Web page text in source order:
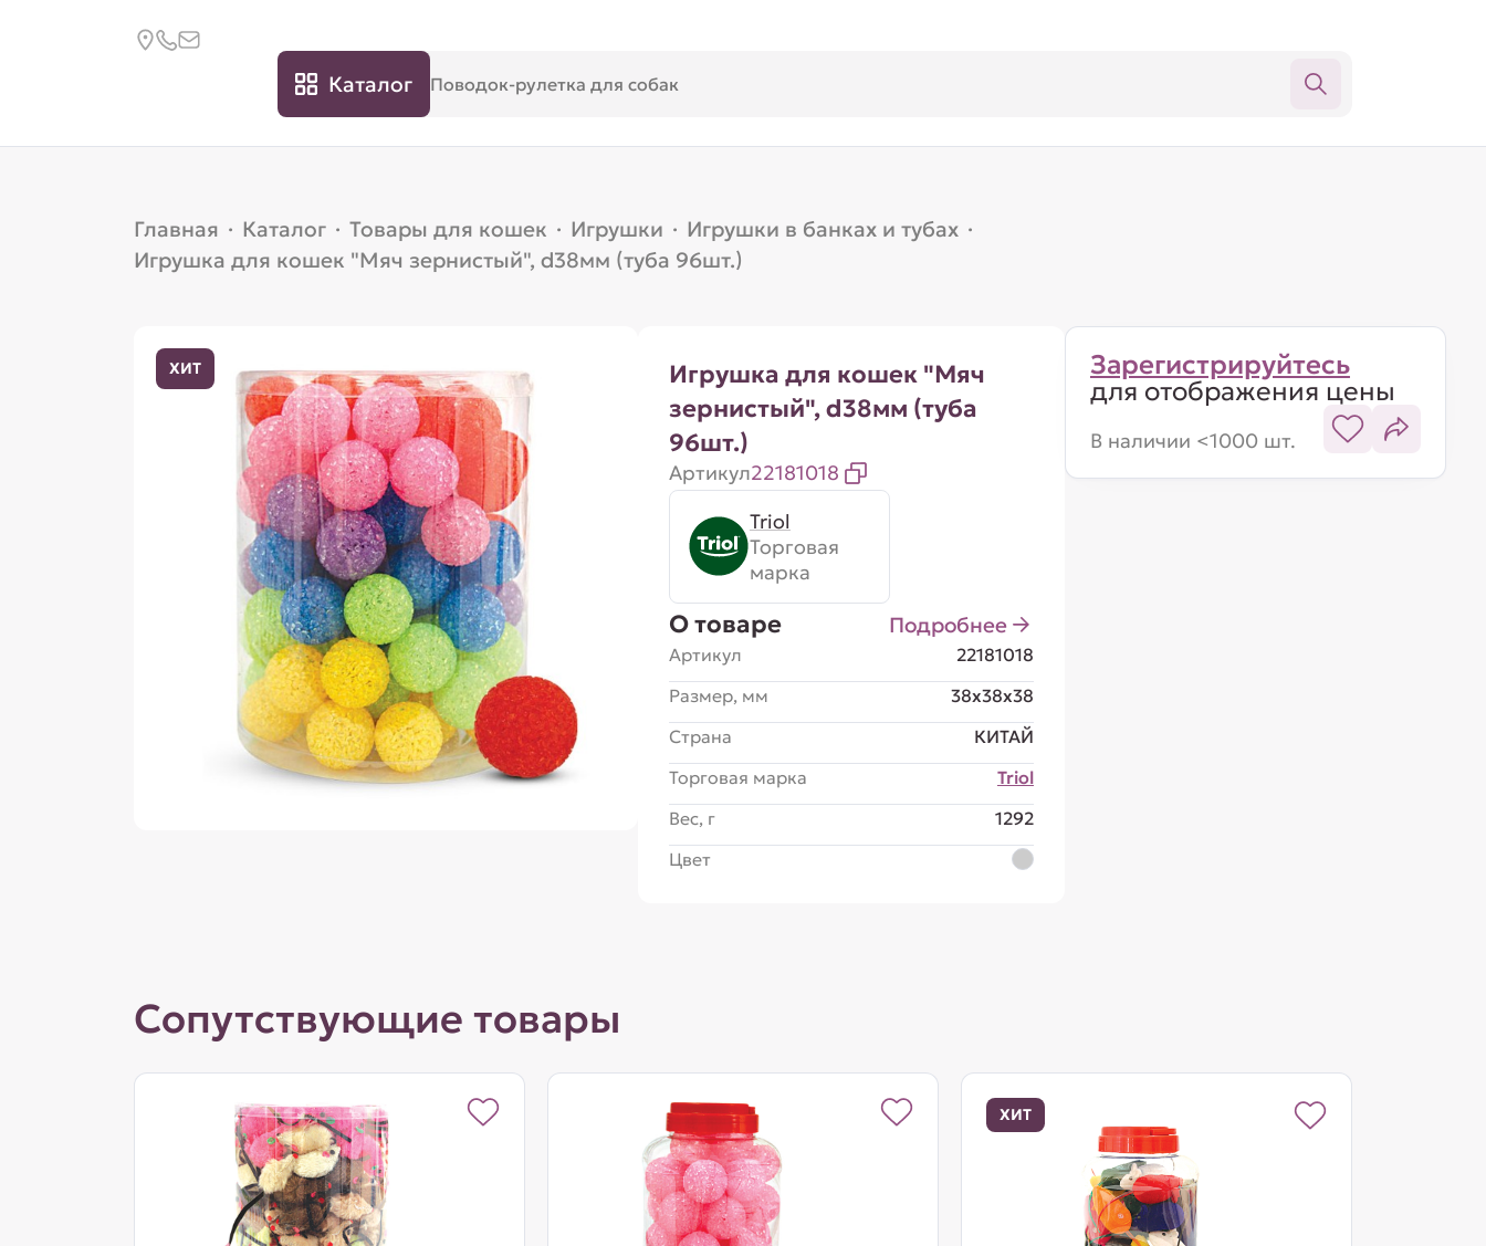
Каталог
Главная · Каталог · Товары для кошек · Игрушки · Игрушки в банках и тубах ·
Игрушка для кошек "Мяч зернистый", d38мм (туба 96шт.)
ХИТ
Игрушка для кошек "Мяч
зернистый", d38мм (туба
96шт.)
Артикул22181018
Triol
Торговая
марка
О товаре Подробнее
Артикул
22181018
Размер, мм
38x38x38
Страна
КИТАЙ
Торговая марка
Triol
Вес, г
1292
Цвет
Зарегистрируйтесь
для отображения цены
В наличии <1000 шт.
Сопутствующие товары
ХИТ